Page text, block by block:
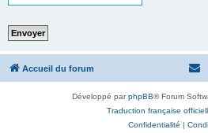
Accueil du forum
Développé parphpBB® Forum
Traduction française
Confidentialité |